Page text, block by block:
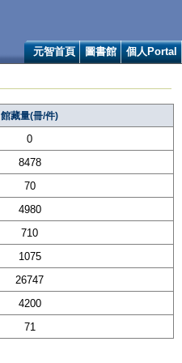
元智首頁 圖書館 個人Portal
館藏量(冊/件)
0
8478
70
4980
710
1075
26747
4200
71